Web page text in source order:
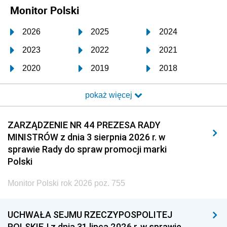
Monitor Polski
2026 2025 2024
2023 2022 2021
2020 2019 2018
2017 2016 2015
2014 2013 2012
2011 2010 2009
2008 2007 2006
2005
1996 1995 1994
pokaż więcej
ZARZĄDZENIE NR 44 PREZESA RADY
MINISTRÓW z dnia 3 sierpnia 2026 r. w
sprawie Rady do spraw promocji marki
Polski
Monitor Polski rok 2026 poz. 755
UCHWAŁA SEJMU RZECZYPOSPOLITEJ